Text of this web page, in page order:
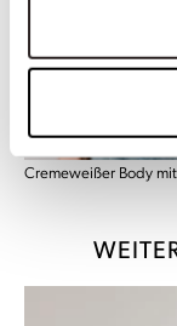
Cremeweißer Body mit